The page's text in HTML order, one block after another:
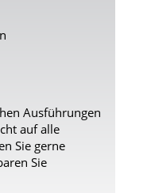
Ausführungen
auf alle
Sie gerne
Sie